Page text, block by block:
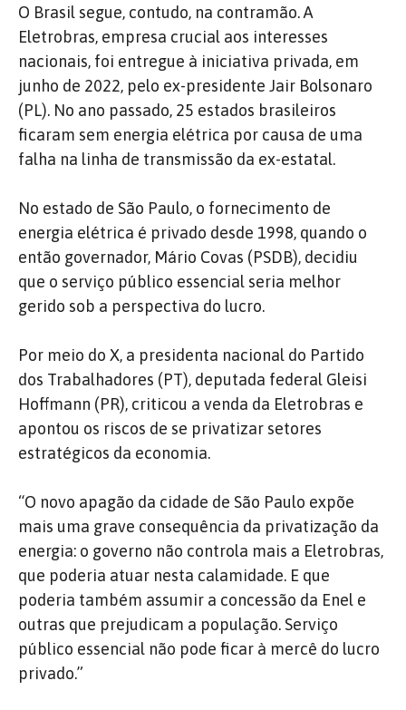
O Brasil segue, contudo, na contramão. A
Eletrobras, empresa crucial aos interesses
nacionais, foi entregue à iniciativa privada, em
junho de 2022, pelo ex-presidente Jair Bolsonaro
(PL). No ano passado, 25 estados brasileiros
ficaram sem energia elétrica por causa de uma
falha na linha de transmissão da ex-estatal.
No estado de São Paulo, o fornecimento de
energia elétrica é privado desde 1998, quando o
então governador, Mário Covas (PSDB), decidiu
que o serviço público essencial seria melhor
gerido sob a perspectiva do lucro.
Por meio do X, a presidenta nacional do Partido
dos Trabalhadores (PT), deputada federal Gleisi
Hoffmann (PR), criticou a venda da Eletrobras e
apontou os riscos de se privatizar setores
estratégicos da economia.
“O novo apagão da cidade de São Paulo expõe
mais uma grave consequência da privatização da
energia: o governo não controla mais a Eletrobras,
que poderia atuar nesta calamidade. E que
poderia também assumir a concessão da Enel e
outras que prejudicam a população. Serviço
público essencial não pode ficar à mercê do lucro
privado.”